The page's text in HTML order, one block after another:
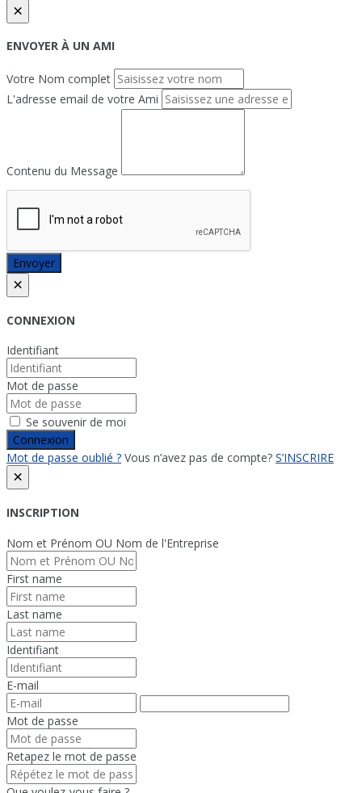
×
ENVOYER À UN AMI
Votre Nom complet
L'adresse email de votre Ami
Contenu du Message
Envoyer
×
CONNEXION
Identifiant
Mot de passe
Se souvenir de moi
Connexion
Mot de passe oublié ? Vous n’avez pas de compte? S’INSCRIRE
×
INSCRIPTION
Nom et Prénom OU Nom de l'Entreprise
First name
Last name
Identifiant
E-mail
Mot de passe
Retapez le mot de passe